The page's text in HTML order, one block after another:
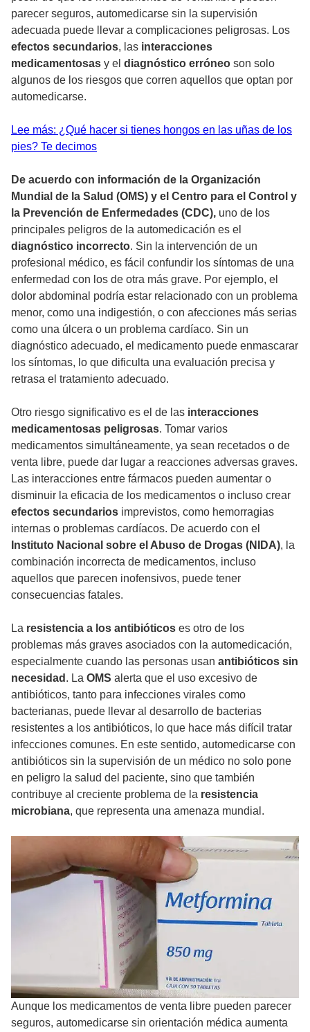
parecer seguros, automedicarse sin la supervisión
adecuada puede llevar a complicaciones peligrosas. Los
efectos secundarios, las interacciones
medicamentosas y el diagnóstico erróneo son solo
algunos de los riesgos que corren aquellos que optan por
automedicarse.
Lee más: ¿Qué hacer si tienes hongos en las uñas de los
pies? Te decimos
De acuerdo con información de la Organización
Mundial de la Salud (OMS) y el Centro para el Control y
la Prevención de Enfermedades (CDC), uno de los
principales peligros de la automedicación es el
diagnóstico incorrecto. Sin la intervención de un
profesional médico, es fácil confundir los síntomas de una
enfermedad con los de otra más grave. Por ejemplo, el
dolor abdominal podría estar relacionado con un problema
menor, como una indigestión, o con afecciones más serias
como una úlcera o un problema cardíaco. Sin un
diagnóstico adecuado, el medicamento puede enmascarar
los síntomas, lo que dificulta una evaluación precisa y
retrasa el tratamiento adecuado.
Otro riesgo significativo es el de las interacciones
medicamentosas peligrosas. Tomar varios
medicamentos simultáneamente, ya sean recetados o de
venta libre, puede dar lugar a reacciones adversas graves.
Las interacciones entre fármacos pueden aumentar o
disminuir la eficacia de los medicamentos o incluso crear
efectos secundarios imprevistos, como hemorragias
internas o problemas cardíacos. De acuerdo con el
Instituto Nacional sobre el Abuso de Drogas (NIDA), la
combinación incorrecta de medicamentos, incluso
aquellos que parecen inofensivos, puede tener
consecuencias fatales.
La resistencia a los antibióticos es otro de los
problemas más graves asociados con la automedicación,
especialmente cuando las personas usan antibióticos sin
necesidad . La OMS alerta que el uso excesivo de
antibióticos, tanto para infecciones virales como
bacterianas, puede llevar al desarrollo de bacterias
resistentes a los antibióticos, lo que hace más difícil tratar
infecciones comunes. En este sentido, automedicarse con
antibióticos sin la supervisión de un médico no solo pone
en peligro la salud del paciente, sino que también
contribuye al creciente problema de la resistencia
microbiana, que representa una amenaza mundial.
Aunque los medicamentos de venta libre pueden parecer
seguros, automedicarse sin orientación médica aumenta